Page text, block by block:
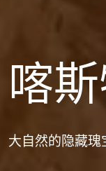
喀
大自然的隐藏瑰